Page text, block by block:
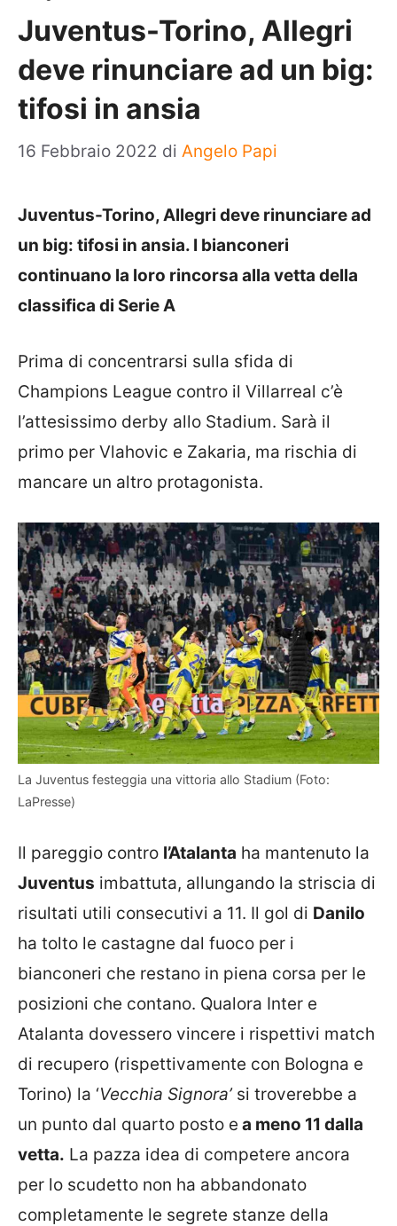
Juventus-Torino, Allegri
deve rinunciare ad un big:
tifosi in ansia
16 Febbraio 2022 di Angelo Papi
Juventus-Torino, Allegri deve rinunciare ad
un big: tifosi in ansia. I bianconeri
continuano la loro rincorsa alla vetta della
classifica di Serie A
Prima di concentrarsi sulla sfida di
Champions League contro il Villarreal c’è
l’attesissimo derby allo Stadium. Sarà il
primo per Vlahovic e Zakaria, ma rischia di
mancare un altro protagonista.
La Juventus festeggia una vittoria allo Stadium (Foto:
LaPresse)
Il pareggio contro l’Atalanta ha mantenuto la
Juventus imbattuta, allungando la striscia di
risultati utili consecutivi a 11. Il gol di Danilo
ha tolto le castagne dal fuoco per i
bianconeri che restano in piena corsa per le
posizioni che contano. Qualora Inter e
Atalanta dovessero vincere i rispettivi match
di recupero (rispettivamente con Bologna e
Torino) la ‘Vecchia Signora’si troverebbe a
un punto dal quarto posto e a meno 11 dalla
vetta. La pazza idea di competere ancora
per lo scudetto non ha abbandonato
completamente le segrete stanze della